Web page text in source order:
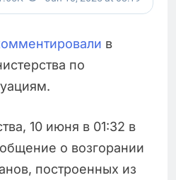
в
по
10 июня в 01:32 в
о возгорании
построенных из